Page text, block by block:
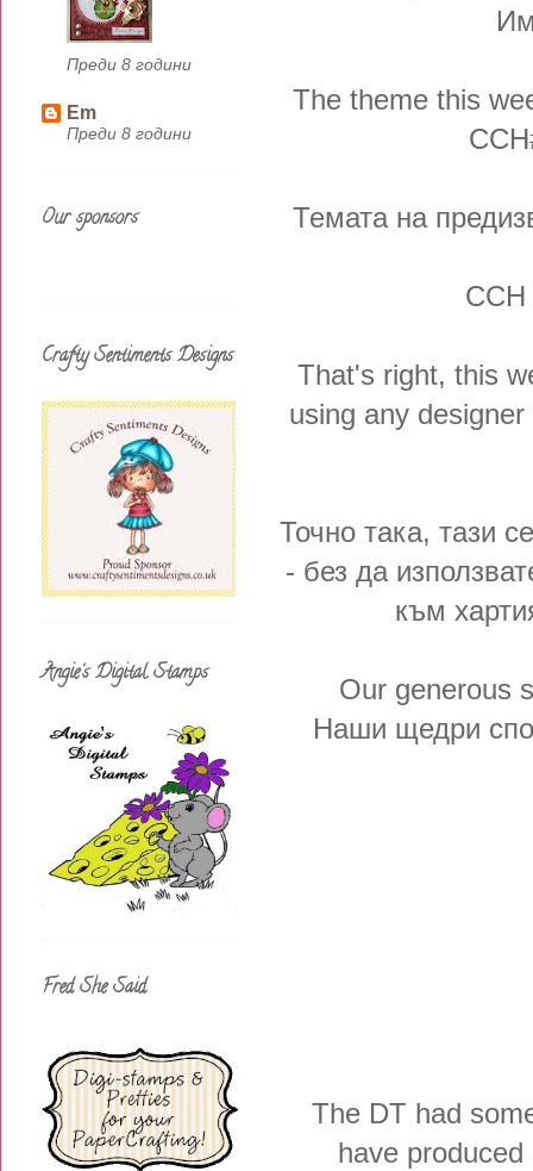
The theme this
Темата на
ССН
That's right, this
using any
Точно така, тази
- без да
към
Our generous
Наши щедри
The DT had
have
Преди 8 години
Em
Преди 8 години
Our sponsors
Crafty Sentiments Designs
Angie's Digital Stamps
Fred She Said